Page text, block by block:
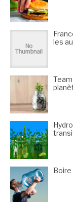
les
Boire